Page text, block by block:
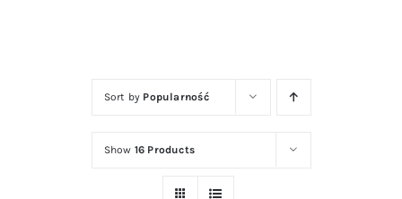
Sort by Popularność
Show 16 Products